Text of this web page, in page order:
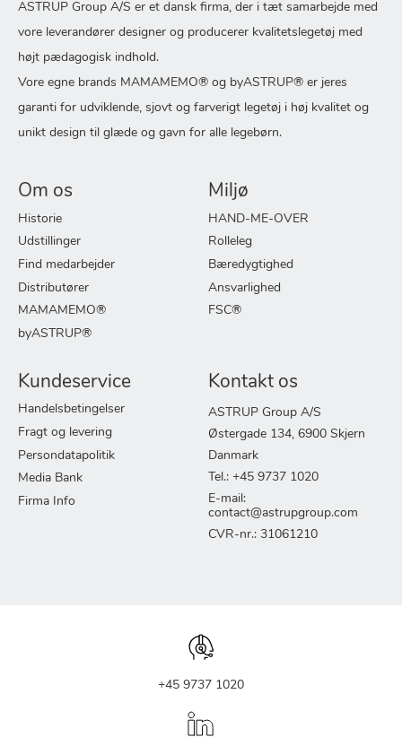
ASTRUP Group A/S er et dansk firma, der i tæt samarbejde med
vore leverandører designer og producerer kvalitetslegetøj med
højt pædagogisk indhold.
Vore egne brands MAMAMEMO® og byASTRUP® er jeres
garanti for udviklende, sjovt og farverigt legetøj i høj kvalitet og
unikt design til glæde og gavn for alle legebørn.
Om os
Historie
Udstillinger
Find medarbejder
Distributører
MAMAMEMO®
byASTRUP®
Miljø
HAND-ME-OVER
Rolleleg
Bæredygtighed
Ansvarlighed
FSC®
Kundeservice
Handelsbetingelser
Fragt og levering
Persondatapolitik
Media Bank
Firma Info
Kontakt os
ASTRUP Group A/S
Østergade 134, 6900 Skjern
Danmark
Tel.: +45 9737 1020
E-mail:
contact@astrupgroup.com
CVR-nr.: 31061210
+45 9737 1020